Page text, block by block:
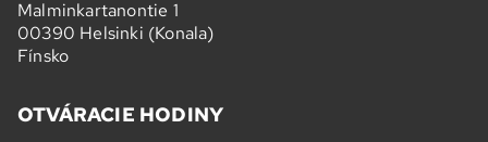
Malminkartanontie 1
00390 Helsinki (Konala)
Fínsko
OTVÁRACIE HODINY